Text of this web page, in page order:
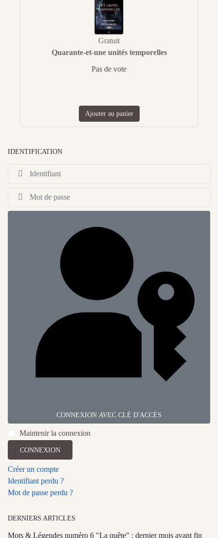
Gratuit
Quarante-et-une unités temporelles
Pas de vote
Ajouter au panier
IDENTIFICATION
CONNEXION AVEC CLÉ D'ACCÈS
Maintenir la connexion
CONNEXION
Créer un compte
Identifiant perdu ?
Mot de passe perdu ?
DERNIERS ARTICLES
Mots & Légendes numéro 6 "La quête" : dernier mois avant fin